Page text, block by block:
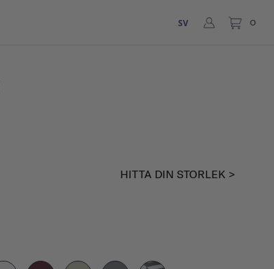
SV 0
HITTA DIN STORLEK >